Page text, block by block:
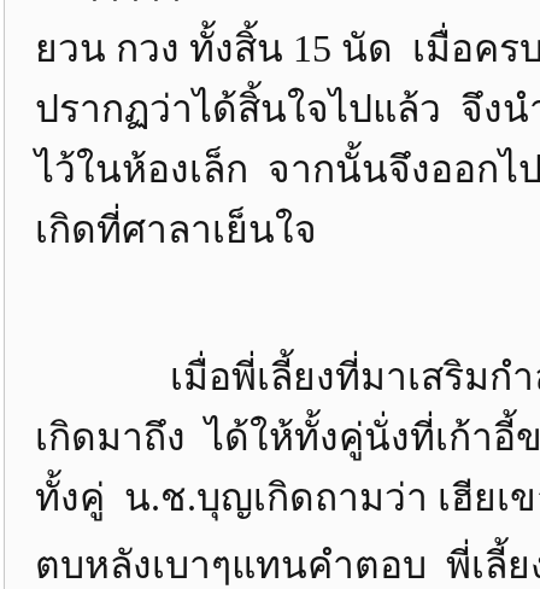
ยวน กวง ทั้งสิ้น 15 นัด เมื่อค
ปรากฏว่าได้สิ้นใจไปแล้ว จึงน
ไว้ในห้องเล็ก จากนั้นจึงออก
เกิดที่ศาลาเย็นใจ
เมื่อพี่เลี้ยงที่มาเสริมกำลั
เกิดมาถึง ได้ให้ทั้งคู่นั่งที่เก้า
ทั้งคู่ น.ช.บุญเกิดถามว่า เฮียเ
ตบหลังเบาๆแทนคำตอบ พี่เลี้